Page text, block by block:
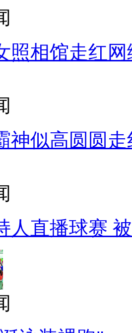
照相馆走红网
神似高圆圆走
人直播球赛